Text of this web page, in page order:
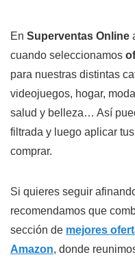
En Superventas Online
cuando seleccionamos
para nuestras distintas
videojuegos, hogar,
salud y belleza… Así
filtrada y luego aplicar
comprar.
Si quieres seguir
recomendamos que
sección de mejores
Amazon, donde